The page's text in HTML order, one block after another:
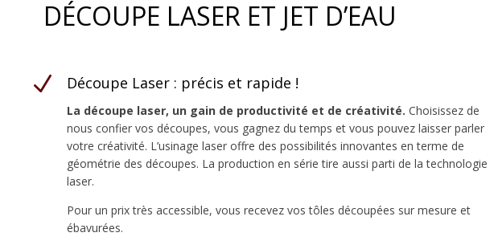
DÉCOUPE LASER ET JET D’EAU
N Découpe Laser : précis et rapide !
La découpe laser, un gain de productivité et de créativité.Choisissez de
nous confier vos découpes, vous gagnez du temps et vous pouvez laisser parler
votre créativité. L’usinage laser offre des possibilités innovantes en terme de
géométrie des découpes. La production en série tire aussi parti de la technologie
laser.
Pour un prix très accessible, vous recevez vos tôles découpées sur mesure et
ébavurées.